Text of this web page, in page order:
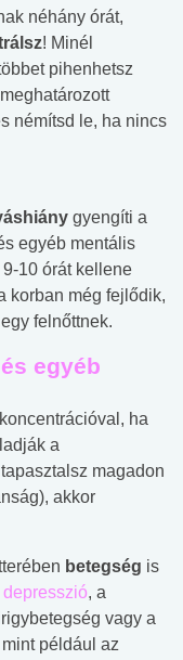
néhány órát,
! Minél
pihenhetsz
némítsd le, ha nincs
gyengíti a
egyéb mentális
10 órát kellene
korban még fejlődik,
felnőttnek.
egyéb
ha
a
magadon
akkor
betegség is
depresszió, a
vagy a
például az